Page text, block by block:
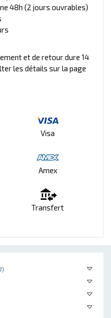
48h (2 jours ouvrables)
et de retour dure 14
les détails sur la page
Visa
Amex
Transfert